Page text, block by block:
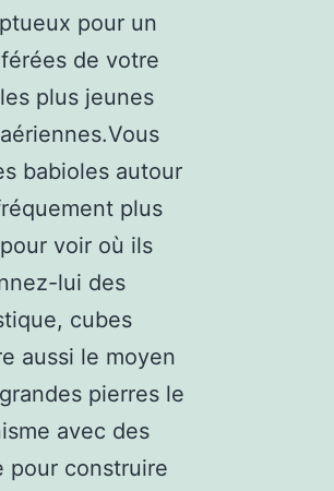
pour un
de votre
plus jeunes
babioles autour
plus
voir où ils
lui des
cubes
aussi le moyen
pierres le
avec des
pour construire